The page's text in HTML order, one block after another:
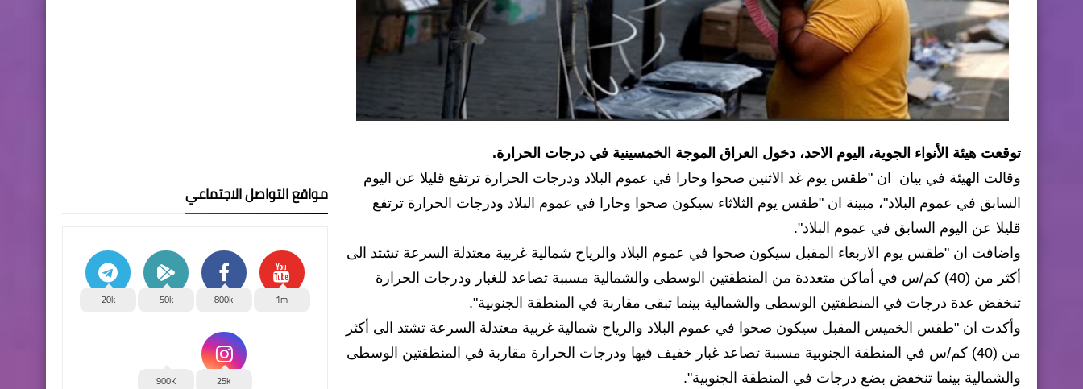
توقعت هيئة الأنواء الجوية، اليوم الاحد، دخول العراق الموجة الخمسينية في درجات الحرارة.
وقالت الهيئة في بيان ان "طقس يوم غد الاثنين صحوا وحارا في عموم البلاد ودرجات الحرارة ترتفع قليلا عن اليوم
السابق في عموم البلاد"، مبينة ان "طقس يوم الثلاثاء سيكون صحوا وحارا في عموم البلاد ودرجات الحرارة ترتفع
قليلا عن اليوم السابق في عموم البلاد".
واضافت ان "طقس يوم الاربعاء المقبل سيكون صحوا في عموم البلاد والرياح شمالية غربية معتدلة السرعة تشتد الى
أكثر من (40) كم/س في أماكن متعددة من المنطقتين الوسطى والشمالية مسببة تصاعد للغبار ودرجات الحرارة
تنخفض عدة درجات في المنطقتين الوسطى والشمالية بينما تبقى مقاربة في المنطقة الجنوبية".
وأكدت ان "طقس الخميس المقبل سيكون صحوا في عموم البلاد والرياح شمالية غربية معتدلة السرعة تشتد الى أكثر
من (40) كم/س في المنطقة الجنوبية مسببة تصاعد غبار خفيف فيها ودرجات الحرارة مقاربة في المنطقتين الوسطى
والشمالية بينما تنخفض بضع درجات في المنطقة الجنوبية".
مواقع التواصل الاجتماعي
1m
800k
50k
20k
25k
900K